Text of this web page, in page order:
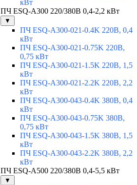
кВт
ПЧ ESQ-A300 220/380В 0,4-2,2 кВт
▼
ПЧ ESQ-A300-021-0.4K 220В, 0,4
кВт
ПЧ ESQ-A300-021-0.75K 220В,
0,75 кВт
ПЧ ESQ-A300-021-1.5K 220В, 1,5
кВт
ПЧ ESQ-A300-021-2.2K 220В, 2,2
кВт
ПЧ ESQ-A300-043-0.4K 380В, 0,4
кВт
ПЧ ESQ-A300-043-0.75K 380В,
0,75 кВт
ПЧ ESQ-A300-043-1.5K 380В, 1,5
кВт
ПЧ ESQ-A300-043-2.2K 380В, 2,2
кВт
ПЧ ESQ-A500 220/380В 0,4-5,5 кВт
▼